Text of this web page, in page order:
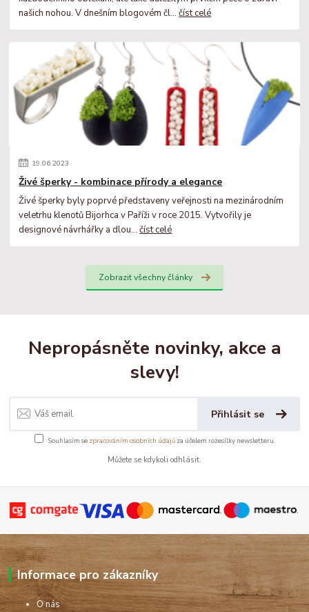
našich nohou. V dnešním blogovém čl...číst celé
19.06.2023
Živé šperky - kombinace přírody a elegance
Živé šperky byly poprvé představeny veřejnosti na mezinárodním
veletrhu klenotů Bijorhca v Paříži v roce 2015. Vytvořily je
designové návrhářky a dlou...číst celé
Zobrazit všechny články
Nepropásněte novinky, akce a
slevy!
Přihlásit se
Souhlasím se zpracováním osobních údajůza účelem rozesílky newsletteru.
Můžete se kdykoli odhlásit.
Informace pro zákazníky
O nás